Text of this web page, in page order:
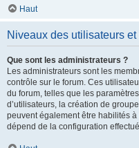
Haut
Niveaux des utilisateurs
Que sont les administrateurs ?
Les administrateurs sont les
contrôle sur le forum. Ces
du forum, telles que les
d’utilisateurs, la création de
peuvent également être habilités à
dépend de la configuration